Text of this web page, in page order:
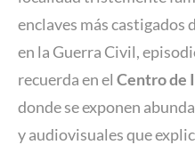
enclaves más castigados
en la Guerra Civil,
recuerda en el Centro de
donde se exponen
y audiovisuales que